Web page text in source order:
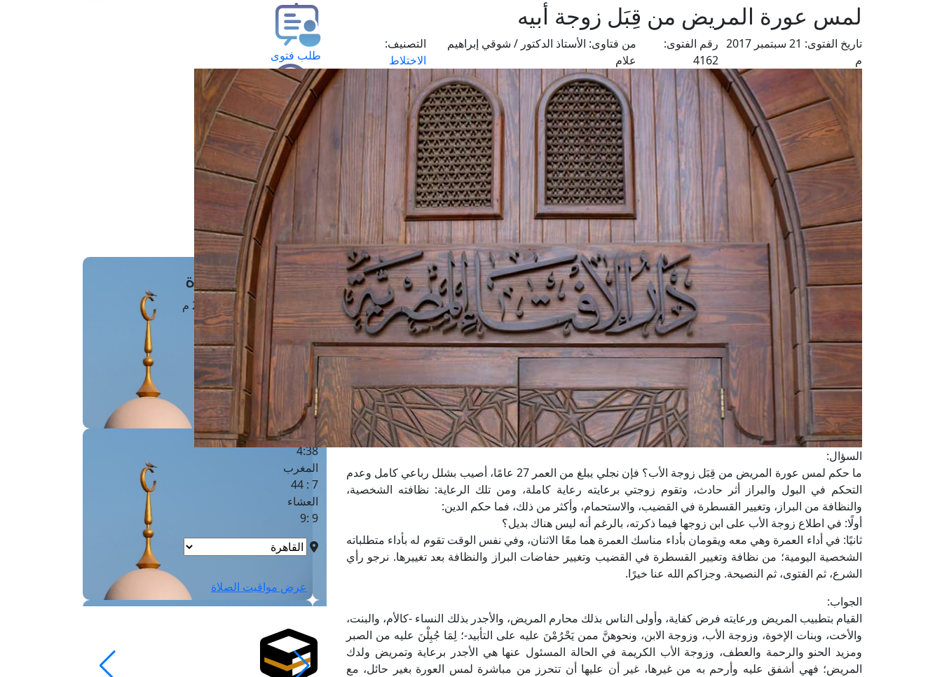
لمس عورة المريض من قِبَل زوجة أبيه
تاريخ الفتوى:
21 سبتمبر 2017
م
رقم الفتوى:
4162
من فتاوى: الأستاذ الدكتور / شوقي إبراهيم
علام
التصنيف:
الاختلاط
السؤال:
ما حكم لمس عورة المريض من قِبَل زوجة الأب؟ فإن نجلي يبلغ من العمر 27 عامًا، أصيب بشلل رباعي كامل وعدم
التحكم في البول والبراز أثر حادث، وتقوم زوجتي برعايته رعاية كاملة، ومن تلك الرعاية: نظافته الشخصية،
والنظافة من البراز، وتغيير القسطرة في القضيب، والاستحمام، وأكثر من ذلك، فما حكم الدين:
أولًا: في اطلاع زوجة الأب على ابن زوجها فيما ذكرته، بالرغم أنه ليس هناك بديل؟
ثانيًا: في أداء العمرة وهي معه ويقومان بأداء مناسك العمرة هما معًا الاثنان، وفي نفس الوقت تقوم له بأداء متطلباته
الشخصية اليومية؛ من نظافة وتغيير القسطرة في القضيب وتغيير حفاضات البراز والنظافة بعد تغييرها. نرجو رأي
الشرع، ثم الفتوى، ثم النصيحة. وجزاكم الله عنا خيرًا.
الجواب:
القيام بتطبيب المريض ورعايته فرض كفاية، وأولى الناس بذلك محارم المريض، والأجدر بذلك النساء -كالأم، والبنت،
والأخت، وبنات الإخوة، وزوجة الأب، وزوجة الابن، ونحوهنَّ ممن يَحْرُمْنَ عليه على التأبيد-؛ لِمَا جُبِلْنَ عليه من الصبر
ومزيد الحنو والرحمة والعطف، وزوجة الأب الكريمة في الحالة المسئول عنها هي الأجدر برعاية وتمريض ولدك
المريض؛ فهي أشفق عليه وأرحم به من غيرها، غير أن عليها أن تتحرز من مباشرة لمس العورة بغير حائل، مع
طلب فتوى
استعلام عن فتوى
حجز موعد
الفتوى الهاتفية
مَواقِيتُ الصَّـــلاة
القاهرة · 07 أغسطس 2026 م
4 :41
الشروق
6 :17
الظهر
1 : 1
العصر
4:38
المغرب
7 : 44
العشاء
9 :9
عرض مواقيت الصلاة